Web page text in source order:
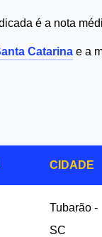
é a nota
Catarina e a
CIDADE
Tubarão -
SC